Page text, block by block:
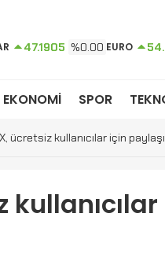
47.1905 %0.00 EURO
EKONOMİ SPOR
X, ücretsiz kullanıcılar için